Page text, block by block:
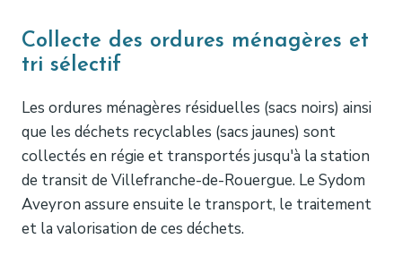
Collecte des ordures ménagères et
tri sélectif
Les ordures ménagères résiduelles (sacs noirs) ainsi
que les déchets recyclables (sacs jaunes) sont
collectés en régie et transportés jusqu'à la station
de transit de Villefranche-de-Rouergue. Le Sydom
Aveyron assure ensuite le transport, le traitement
et la valorisation de ces déchets.